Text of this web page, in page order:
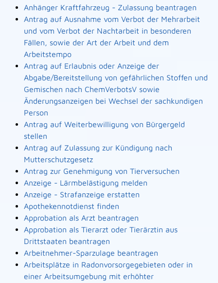
Anhänger Kraftfahrzeug - Zulassung beantragen
Antrag auf Ausnahme vom Verbot der Mehrarbeit
und vom Verbot der Nachtarbeit in besonderen
Fällen, sowie der Art der Arbeit und dem
Arbeitstempo
Antrag auf Erlaubnis oder Anzeige der
Abgabe/Bereitstellung von gefährlichen Stoffen und
Gemischen nach ChemVerbotsV sowie
Änderungsanzeigen bei Wechsel der sachkundigen
Person
Antrag auf Weiterbewilligung von Bürgergeld
stellen
Antrag auf Zulassung zur Kündigung nach
Mutterschutzgesetz
Antrag zur Genehmigung von Tierversuchen
Anzeige - Lärmbelästigung melden
Anzeige - Strafanzeige erstatten
Apothekennotdienst finden
Approbation als Arzt beantragen
Approbation als Tierarzt oder Tierärztin aus
Drittstaaten beantragen
Arbeitnehmer-Sparzulage beantragen
Arbeitsplätze in Radonvorsorgegebieten oder in
einer Arbeitsumgebung mit erhöhter